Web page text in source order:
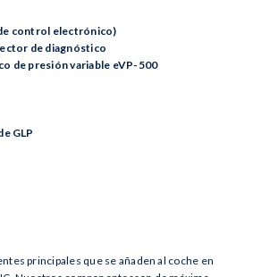
control electrónico)
de diagnóstico
de presión variable eVP-500
GLP
principales que se añaden al coche en